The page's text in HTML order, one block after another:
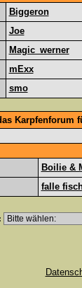
Biggeron
Joe
Magic_werner
mExx
smo
Karpfenforum
Boilie &
falle